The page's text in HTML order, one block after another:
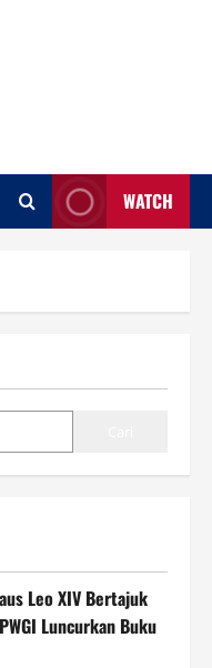
WATCH
Leo XIV Bertajuk
Luncurkan Buku